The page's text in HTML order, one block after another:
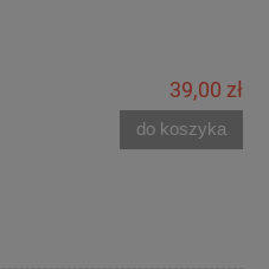
39,00 zł
do koszyka